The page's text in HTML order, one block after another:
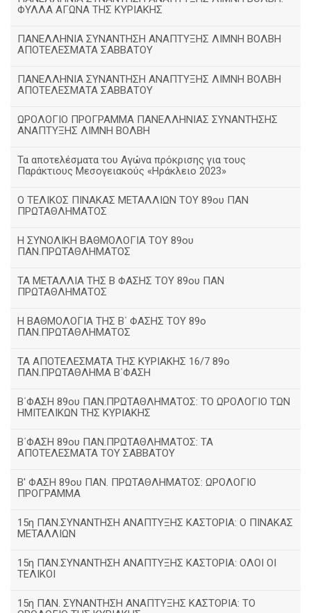
ΦΥΛΛΑ ΑΓΩΝΑ ΤΗΣ ΚΥΡΙΑΚΗΣ
ΠΑΝΕΛΛΗΝΙΑ ΣΥΝΑΝΤΗΣΗ ΑΝΑΠΤΥΞΗΣ ΛΙΜΝΗ ΒΟΛΒΗ
ΑΠΟΤΕΛΕΣΜΑΤΑ ΣΑΒΒΑΤΟΥ
ΠΑΝΕΛΛΗΝΙΑ ΣΥΝΑΝΤΗΣΗ ΑΝΑΠΤΥΞΗΣ ΛΙΜΝΗ ΒΟΛΒΗ
ΑΠΟΤΕΛΕΣΜΑΤΑ ΣΑΒΒΑΤΟΥ
ΩΡΟΛΟΓΙΟ ΠΡΟΓΡΑΜΜΑ ΠΑΝΕΛΛΗΝΙΑΣ ΣΥΝΑΝΤΗΣΗΣ
ΑΝΑΠΤΥΞΗΣ ΛΙΜΝΗ ΒΟΛΒΗ
Τα αποτελέσματα του Αγώνα πρόκρισης για τους
Παράκτιους Μεσογειακούς «Ηράκλειο 2023»
Ο ΤΕΛΙΚΟΣ ΠΙΝΑΚΑΣ ΜΕΤΑΛΛΙΩΝ ΤΟΥ 89ου ΠΑΝ
ΠΡΩΤΑΘΛΗΜΑΤΟΣ
Η ΣΥΝΟΛΙΚΗ ΒΑΘΜΟΛΟΓΙΑ ΤΟΥ 89ου
ΠΑΝ.ΠΡΩΤΑΘΛΗΜΑΤΟΣ
ΤΑ ΜΕΤΑΛΛΙΑ ΤΗΣ Β ΦΑΣΗΣ ΤΟΥ 89ου ΠΑΝ
ΠΡΩΤΑΘΛΗΜΑΤΟΣ
H ΒΑΘΜΟΛΟΓΙΑ ΤΗΣ Β΄ ΦΑΣΗΣ ΤΟΥ 89ο
ΠΑΝ.ΠΡΩΤΑΘΛΗΜΑΤΟΣ
ΤΑ ΑΠΟΤΕΛΕΣΜΑΤΑ ΤΗΣ ΚΥΡΙΑΚΗΣ 16/7 89ο
ΠΑΝ.ΠΡΩΤΑΘΛΗΜΑ Β΄ΦΑΣΗ
Β΄ΦΑΣΗ 89ου ΠΑΝ.ΠΡΩΤΑΘΛΗΜΑΤΟΣ: ΤΟ ΩΡΟΛΟΓΙΟ ΤΩΝ
ΗΜΙΤΕΛΙΚΩΝ ΤΗΣ ΚΥΡΙΑΚΗΣ
Β΄ΦΑΣΗ 89ου ΠΑΝ.ΠΡΩΤΑΘΛΗΜΑΤΟΣ: ΤΑ
ΑΠΟΤΕΛΕΣΜΑΤΑ ΤΟΥ ΣΑΒΒΑΤΟΥ
Β' ΦΑΣΗ 89ου ΠΑΝ. ΠΡΩΤΑΘΛΗΜΑΤΟΣ: ΩΡΟΛΟΓΙΟ
ΠΡΟΓΡΑΜΜΑ
15η ΠΑΝ.ΣΥΝΑΝΤΗΣΗ ΑΝΑΠΤΥΞΗΣ ΚΑΣΤΟΡΙΑ: Ο ΠΙΝΑΚΑΣ
ΜΕΤΑΛΛΙΩΝ
15η ΠΑΝ.ΣΥΝΑΝΤΗΣΗ ΑΝΑΠΤΥΞΗΣ ΚΑΣΤΟΡΙΑ: ΟΛΟΙ ΟΙ
ΤΕΛΙΚΟΙ
15η ΠΑΝ. ΣΥΝΑΝΤΗΣΗ ΑΝΑΠΤΥΞΗΣ ΚΑΣΤΟΡΙΑ: ΤΟ